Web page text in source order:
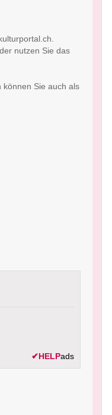
nutzen Sie das
können Sie auch als
✔HELPads